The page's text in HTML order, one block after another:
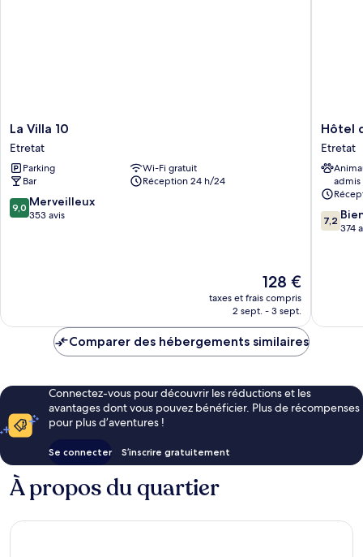
La
Villa
10
Etretat
La Villa 10
Etretat
Parking
Wi-Fi gratuit
Bar
Réception 24 h/24
9.0
sur
9,0 Merveilleux
353 avis
Le
nouveau
prix
de
128 €
taxes et frais compris
2 sept. - 3 sept.
Hôtel
des
Falaises
Etretat
Hôtel
Etretat
admis
7.2
sur
7,2
374
Comparer des hébergements similaires
Connectez-vous pour découvrir les réductions et les
avantages dont vous pouvez bénéficier. Plus de récompenses
pour plus d’aventures !
Se connecter S’inscrire gratuitement
À propos du quartier